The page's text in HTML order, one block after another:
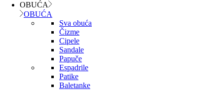
OBUĆA
OBUĆA
Sva obuća
Čizme
Cipele
Sandale
Papuče
Espadrile
Patike
Baletanke